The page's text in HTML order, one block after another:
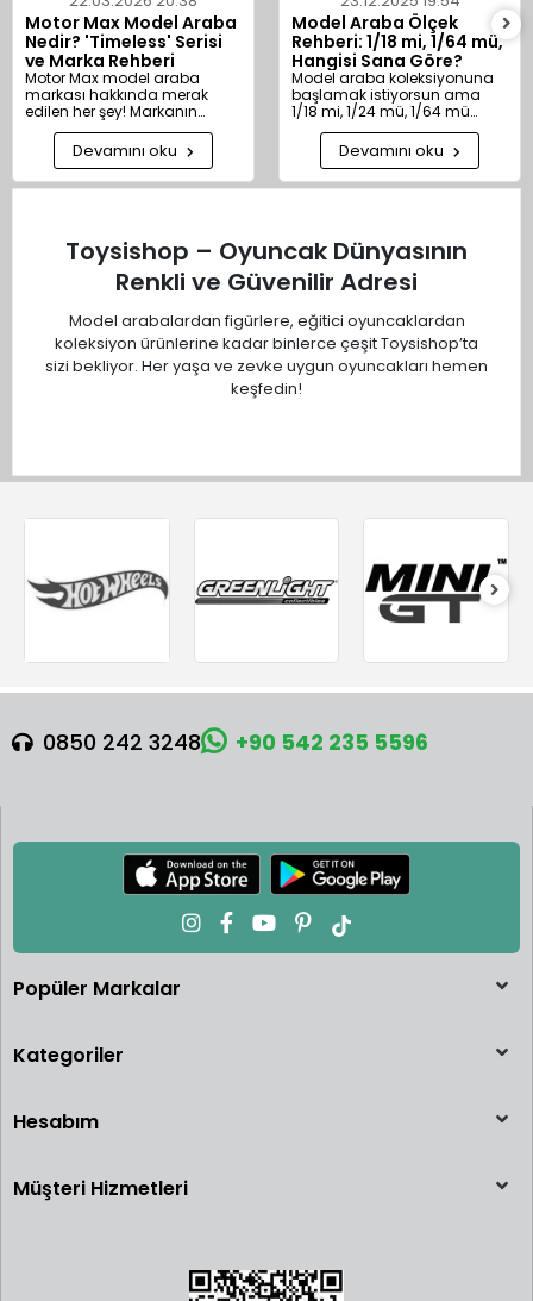
Motor Max Model Araba
Nedir? 'Timeless' Serisi
ve Marka Rehberi
Motor Max model araba
markası hakkında merak
edilen her şey! Markanın
menşei, öne çıkan modelleri
ve koleksiyonerlerin gözdesi
"Timeless" serisi klasik die-
cast araçlarını
Toysishop.com farkıyla
Devamını oku
Model Araba Ölçek
Rehberi: 1/18 mi, 1/64 mü,
Hangisi Sana Göre?
Model araba koleksiyonuna
başlamak istiyorsun ama
1/18 mi, 1/24 mü, 1/64 mü
alacağına karar veremiyor
musun? Farklı ölçeklerin artı–
eksi yönlerini, Hot Wheels,
Matchbox, Mini GT, Tarmac
Works, Kinsmart, Bburago ve
rehberde tek tek anlatıyorum.
Devamını oku
Toysishop – Oyuncak Dünyasının
Renkli ve Güvenilir Adresi
Model arabalardan figürlere, eğitici oyuncaklardan
koleksiyon ürünlerine kadar binlerce çeşit Toysishop’ta
sizi bekliyor. Her yaşa ve zevke uygun oyuncakları hemen
keşfedin!
0850 242 3248 +90 542 235 5596
Popüler Markalar
Kategoriler
Hesabım
Müşteri Hizmetleri